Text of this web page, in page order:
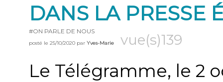
DANS LA PRESSE
#ON PARLE DE NOUS
posté le 25/10/2020 par Yves-Marie vue(s)139
Le Télégramme, le 2